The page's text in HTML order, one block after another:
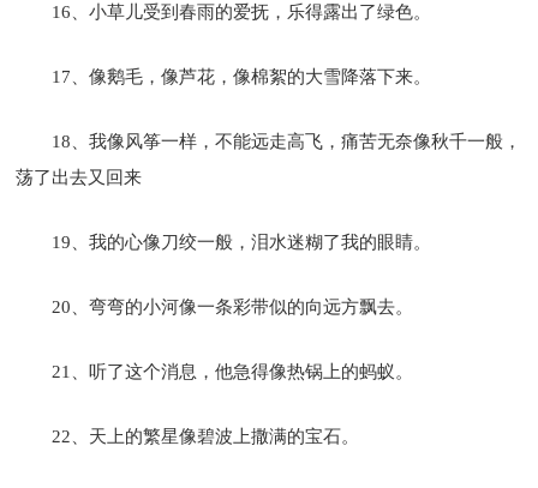
16、小草儿受到春雨的爱抚，乐得露出了绿色。
17、像鹅毛，像芦花，像棉絮的大雪降落下来。
18、我像风筝一样，不能远走高飞，痛苦无奈像秋千一般，
荡了出去又回来
19、我的心像刀绞一般，泪水迷糊了我的眼睛。
20、弯弯的小河像一条彩带似的向远方飘去。
21、听了这个消息，他急得像热锅上的蚂蚁。
22、天上的繁星像碧波上撒满的宝石。